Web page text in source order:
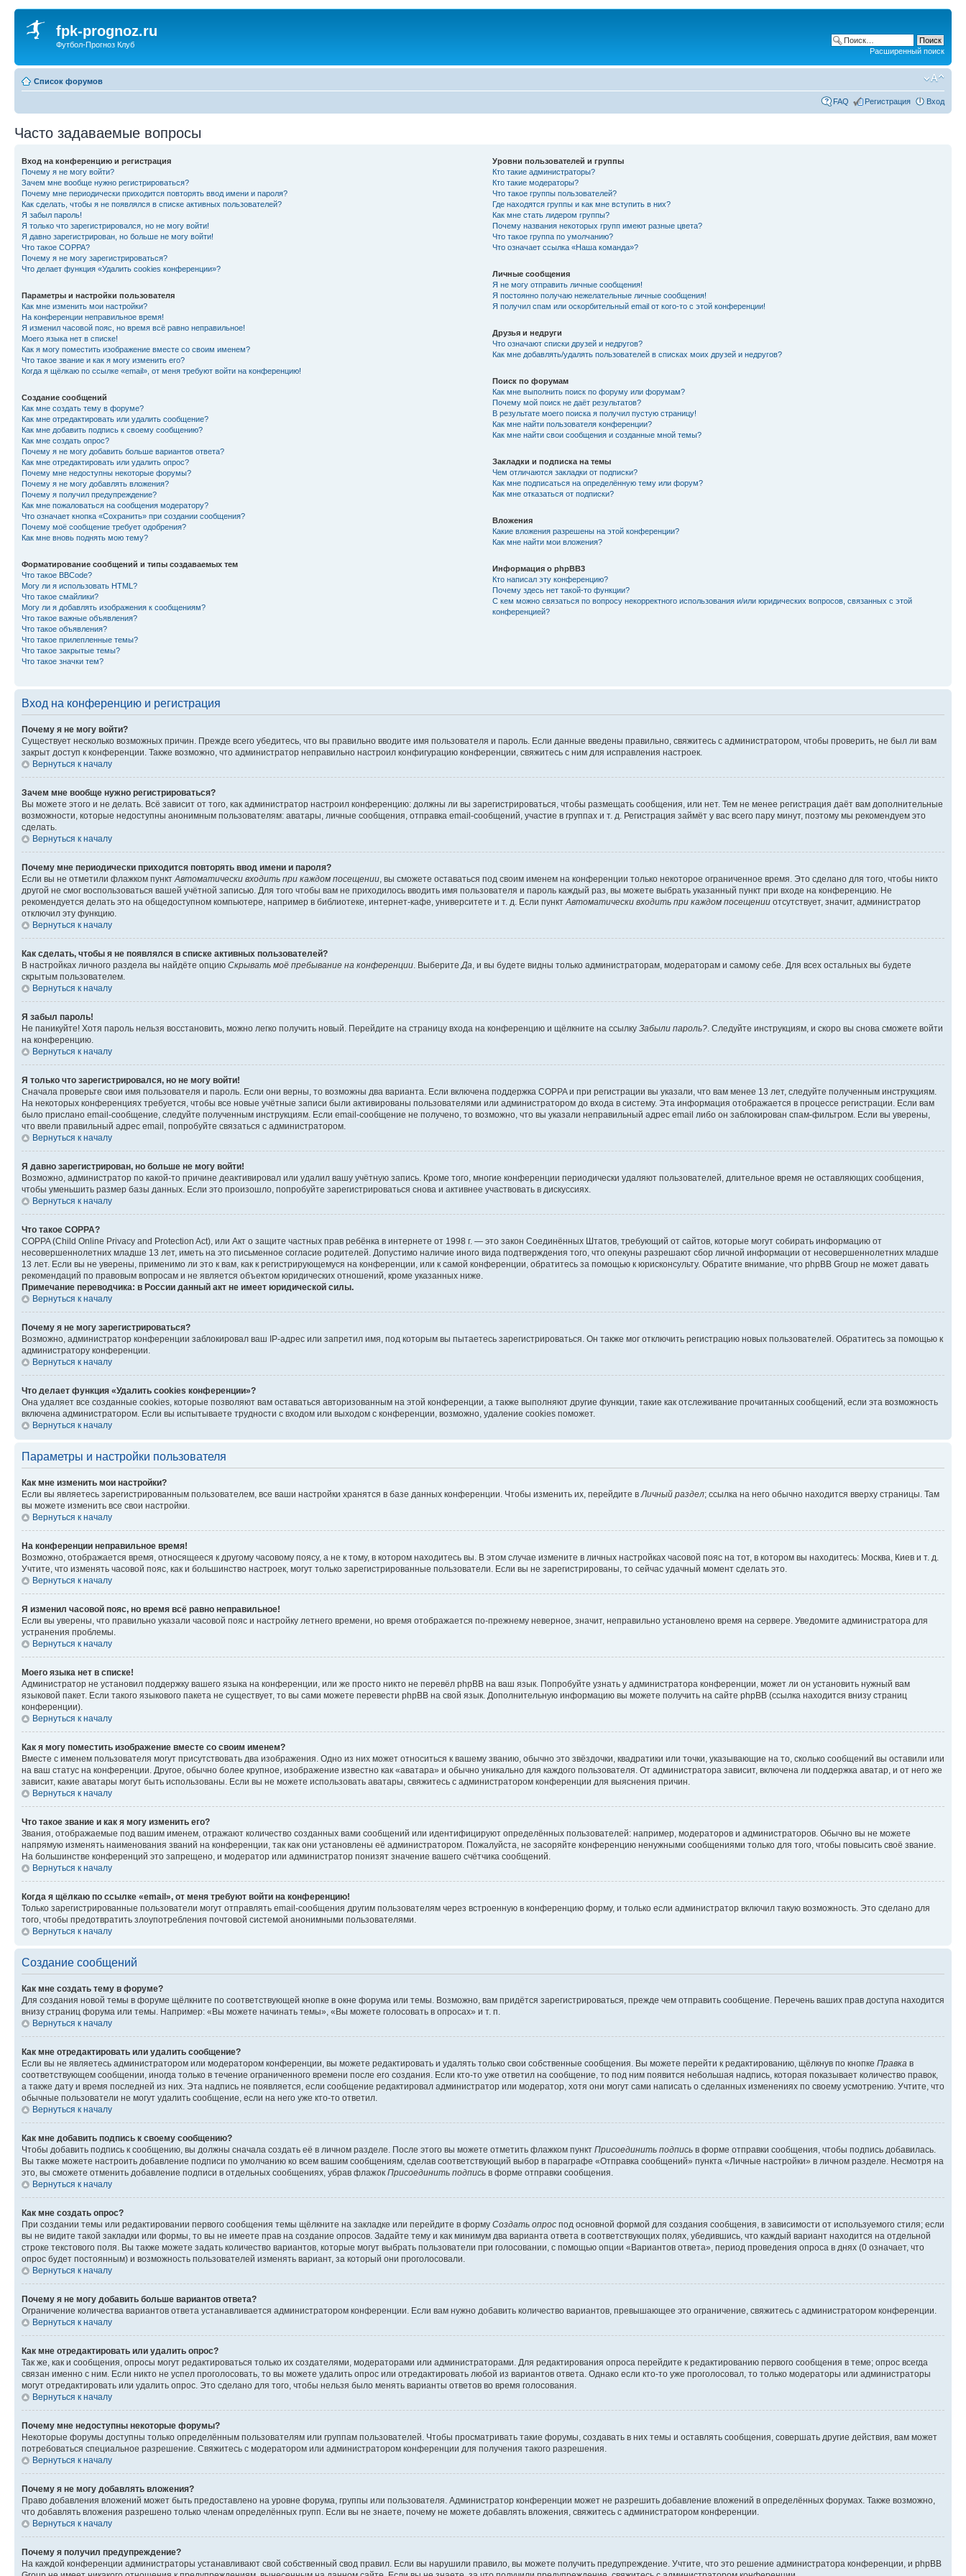
fpk-prognoz.ru
Футбол-Прогноз Клуб
Расширенный поиск
Список форумов
FAQ Регистрация Вход
Часто задаваемые вопросы
Вход на конференцию и регистрация
Почему я не могу войти?
Зачем мне вообще нужно регистрироваться?
Почему мне периодически приходится повторять ввод имени и пароля?
Как сделать, чтобы я не появлялся в списке активных пользователей?
Я забыл пароль!
Я только что зарегистрировался, но не могу войти!
Я давно зарегистрирован, но больше не могу войти!
Что такое COPPA?
Почему я не могу зарегистрироваться?
Что делает функция «Удалить cookies конференции»?
Параметры и настройки пользователя
Как мне изменить мои настройки?
На конференции неправильное время!
Я изменил часовой пояс, но время всё равно неправильное!
Моего языка нет в списке!
Как я могу поместить изображение вместе со своим именем?
Что такое звание и как я могу изменить его?
Когда я щёлкаю по ссылке «email», от меня требуют войти на конференцию!
Создание сообщений
Как мне создать тему в форуме?
Как мне отредактировать или удалить сообщение?
Как мне добавить подпись к своему сообщению?
Как мне создать опрос?
Почему я не могу добавить больше вариантов ответа?
Как мне отредактировать или удалить опрос?
Почему мне недоступны некоторые форумы?
Почему я не могу добавлять вложения?
Почему я получил предупреждение?
Как мне пожаловаться на сообщения модератору?
Что означает кнопка «Сохранить» при создании сообщения?
Почему моё сообщение требует одобрения?
Как мне вновь поднять мою тему?
Форматирование сообщений и типы создаваемых тем
Что такое BBCode?
Могу ли я использовать HTML?
Что такое смайлики?
Могу ли я добавлять изображения к сообщениям?
Что такое важные объявления?
Что такое объявления?
Что такое прилепленные темы?
Что такое закрытые темы?
Что такое значки тем?
Уровни пользователей и группы
Кто такие администраторы?
Кто такие модераторы?
Что такое группы пользователей?
Где находятся группы и как мне вступить в них?
Как мне стать лидером группы?
Почему названия некоторых групп имеют разные цвета?
Что такое группа по умолчанию?
Что означает ссылка «Наша команда»?
Личные сообщения
Я не могу отправить личные сообщения!
Я постоянно получаю нежелательные личные сообщения!
Я получил спам или оскорбительный email от кого-то с этой конференции!
Друзья и недруги
Что означают списки друзей и недругов?
Как мне добавлять/удалять пользователей в списках моих друзей и недругов?
Поиск по форумам
Как мне выполнить поиск по форуму или форумам?
Почему мой поиск не даёт результатов?
В результате моего поиска я получил пустую страницу!
Как мне найти пользователя конференции?
Как мне найти свои сообщения и созданные мной темы?
Закладки и подписка на темы
Чем отличаются закладки от подписки?
Как мне подписаться на определённую тему или форум?
Как мне отказаться от подписки?
Вложения
Какие вложения разрешены на этой конференции?
Как мне найти мои вложения?
Информация о phpBB3
Кто написал эту конференцию?
Почему здесь нет такой-то функции?
С кем можно связаться по вопросу некорректного использования и/или юридических вопросов, связанных с этой
конференцией?
Вход на конференцию и регистрация
Почему я не могу войти?
Существует несколько возможных причин. Прежде всего убедитесь, что вы правильно вводите имя пользователя и пароль. Если данные введены правильно, свяжитесь с администратором, чтобы проверить, не был ли вам
закрыт доступ к конференции. Также возможно, что администратор неправильно настроил конфигурацию конференции, свяжитесь с ним для исправления настроек.
Вернуться к началу
Зачем мне вообще нужно регистрироваться?
Вы можете этого и не делать. Всё зависит от того, как администратор настроил конференцию: должны ли вы зарегистрироваться, чтобы размещать сообщения, или нет. Тем не менее регистрация даёт вам дополнительные
возможности, которые недоступны анонимным пользователям: аватары, личные сообщения, отправка email-сообщений, участие в группах и т. д. Регистрация займёт у вас всего пару минут, поэтому мы рекомендуем это
сделать.
Вернуться к началу
Почему мне периодически приходится повторять ввод имени и пароля?
Если вы не отметили флажком пункт Автоматически входить при каждом посещении , вы сможете оставаться под своим именем на конференции только некоторое ограниченное время. Это сделано для того, чтобы никто
другой не смог воспользоваться вашей учётной записью. Для того чтобы вам не приходилось вводить имя пользователя и пароль каждый раз, вы можете выбрать указанный пункт при входе на конференцию. Не
рекомендуется делать это на общедоступном компьютере, например в библиотеке, интернет-кафе, университете и т. д. Если пункт Автоматически входить при каждом посещении отсутствует, значит, администратор
отключил эту функцию.
Вернуться к началу
Как сделать, чтобы я не появлялся в списке активных пользователей?
В настройках личного раздела вы найдёте опцию Скрывать моё пребывание на конференции . Выберите Да , и вы будете видны только администраторам, модераторам и самому себе. Для всех остальных вы будете
скрытым пользователем.
Вернуться к началу
Я забыл пароль!
Не паникуйте! Хотя пароль нельзя восстановить, можно легко получить новый. Перейдите на страницу входа на конференцию и щёлкните на ссылку Забыли пароль? . Следуйте инструкциям, и скоро вы снова сможете войти
на конференцию.
Вернуться к началу
Я только что зарегистрировался, но не могу войти!
Сначала проверьте свои имя пользователя и пароль. Если они верны, то возможны два варианта. Если включена поддержка COPPA и при регистрации вы указали, что вам менее 13 лет, следуйте полученным инструкциям.
На некоторых конференциях требуется, чтобы все новые учётные записи были активированы пользователями или администратором до входа в систему. Эта информация отображается в процессе регистрации. Если вам
было прислано email-сообщение, следуйте полученным инструкциям. Если email-сообщение не получено, то возможно, что вы указали неправильный адрес email либо он заблокирован спам-фильтром. Если вы уверены,
что ввели правильный адрес email, попробуйте связаться с администратором.
Вернуться к началу
Я давно зарегистрирован, но больше не могу войти!
Возможно, администратор по какой-то причине деактивировал или удалил вашу учётную запись. Кроме того, многие конференции периодически удаляют пользователей, длительное время не оставляющих сообщения,
чтобы уменьшить размер базы данных. Если это произошло, попробуйте зарегистрироваться снова и активнее участвовать в дискуссиях.
Вернуться к началу
Что такое COPPA?
COPPA (Child Online Privacy and Protection Act), или Акт о защите частных прав ребёнка в интернете от 1998 г. — это закон Соединённых Штатов, требующий от сайтов, которые могут собирать информацию от
несовершеннолетних младше 13 лет, иметь на это письменное согласие родителей. Допустимо наличие иного вида подтверждения того, что опекуны разрешают сбор личной информации от несовершеннолетних младше
13 лет. Если вы не уверены, применимо ли это к вам, как к регистрирующемуся на конференции, или к самой конференции, обратитесь за помощью к юрисконсульту. Обратите внимание, что phpBB Group не может давать
рекомендаций по правовым вопросам и не является объектом юридических отношений, кроме указанных ниже.
Примечание переводчика: в России данный акт не имеет юридической силы.
Вернуться к началу
Почему я не могу зарегистрироваться?
Возможно, администратор конференции заблокировал ваш IP-адрес или запретил имя, под которым вы пытаетесь зарегистрироваться. Он также мог отключить регистрацию новых пользователей. Обратитесь за помощью к
администратору конференции.
Вернуться к началу
Что делает функция «Удалить cookies конференции»?
Она удаляет все созданные cookies, которые позволяют вам оставаться авторизованным на этой конференции, а также выполняют другие функции, такие как отслеживание прочитанных сообщений, если эта возможность
включена администратором. Если вы испытываете трудности с входом или выходом с конференции, возможно, удаление cookies поможет.
Вернуться к началу
Параметры и настройки пользователя
Как мне изменить мои настройки?
Если вы являетесь зарегистрированным пользователем, все ваши настройки хранятся в базе данных конференции. Чтобы изменить их, перейдите в Личный раздел; ссылка на него обычно находится вверху страницы. Там
вы можете изменить все свои настройки.
Вернуться к началу
На конференции неправильное время!
Возможно, отображается время, относящееся к другому часовому поясу, а не к тому, в котором находитесь вы. В этом случае измените в личных настройках часовой пояс на тот, в котором вы находитесь: Москва, Киев и т. д.
Учтите, что изменять часовой пояс, как и большинство настроек, могут только зарегистрированные пользователи. Если вы не зарегистрированы, то сейчас удачный момент сделать это.
Вернуться к началу
Я изменил часовой пояс, но время всё равно неправильное!
Если вы уверены, что правильно указали часовой пояс и настройку летнего времени, но время отображается по-прежнему неверное, значит, неправильно установлено время на сервере. Уведомите администратора для
устранения проблемы.
Вернуться к началу
Моего языка нет в списке!
Администратор не установил поддержку вашего языка на конференции, или же просто никто не перевёл phpBB на ваш язык. Попробуйте узнать у администратора конференции, может ли он установить нужный вам
языковой пакет. Если такого языкового пакета не существует, то вы сами можете перевести phpBB на свой язык. Дополнительную информацию вы можете получить на сайте phpBB (ссылка находится внизу страниц
конференции).
Вернуться к началу
Как я могу поместить изображение вместе со своим именем?
Вместе с именем пользователя могут присутствовать два изображения. Одно из них может относиться к вашему званию, обычно это звёздочки, квадратики или точки, указывающие на то, сколько сообщений вы оставили или
на ваш статус на конференции. Другое, обычно более крупное, изображение известно как «аватара» и обычно уникально для каждого пользователя. От администратора зависит, включена ли поддержка аватар, и от него же
зависит, какие аватары могут быть использованы. Если вы не можете использовать аватары, свяжитесь с администратором конференции для выяснения причин.
Вернуться к началу
Что такое звание и как я могу изменить его?
Звания, отображаемые под вашим именем, отражают количество созданных вами сообщений или идентифицируют определённых пользователей: например, модераторов и администраторов. Обычно вы не можете
напрямую изменять наименования званий на конференции, так как они установлены её администратором. Пожалуйста, не засоряйте конференцию ненужными сообщениями только для того, чтобы повысить своё звание.
На большинстве конференций это запрещено, и модератор или администратор понизят значение вашего счётчика сообщений.
Вернуться к началу
Когда я щёлкаю по ссылке «email», от меня требуют войти на конференцию!
Только зарегистрированные пользователи могут отправлять email-сообщения другим пользователям через встроенную в конференцию форму, и только если администратор включил такую возможность. Это сделано для
того, чтобы предотвратить злоупотребления почтовой системой анонимными пользователями.
Вернуться к началу
Создание сообщений
Как мне создать тему в форуме?
Для создания новой темы в форуме щёлкните по соответствующей кнопке в окне форума или темы. Возможно, вам придётся зарегистрироваться, прежде чем отправить сообщение. Перечень ваших прав доступа находится
внизу страниц форума или темы. Например: «Вы можете начинать темы», «Вы можете голосовать в опросах» и т. п.
Вернуться к началу
Как мне отредактировать или удалить сообщение?
Если вы не являетесь администратором или модератором конференции, вы можете редактировать и удалять только свои собственные сообщения. Вы можете перейти к редактированию, щёлкнув по кнопке Правка в
соответствующем сообщении, иногда только в течение ограниченного времени после его создания. Если кто-то уже ответил на сообщение, то под ним появится небольшая надпись, которая показывает количество правок,
а также дату и время последней из них. Эта надпись не появляется, если сообщение редактировал администратор или модератор, хотя они могут сами написать о сделанных изменениях по своему усмотрению. Учтите, что
обычные пользователи не могут удалить сообщение, если на него уже кто-то ответил.
Вернуться к началу
Как мне добавить подпись к своему сообщению?
Чтобы добавить подпись к сообщению, вы должны сначала создать её в личном разделе. После этого вы можете отметить флажком пункт Присоединить подпись в форме отправки сообщения, чтобы подпись добавилась.
Вы также можете настроить добавление подписи по умолчанию ко всем вашим сообщениям, сделав соответствующий выбор в параграфе «Отправка сообщений» пункта «Личные настройки» в личном разделе. Несмотря на
это, вы сможете отменить добавление подписи в отдельных сообщениях, убрав флажок Присоединить подпись в форме отправки сообщения.
Вернуться к началу
Как мне создать опрос?
При создании темы или редактировании первого сообщения темы щёлкните на закладке или перейдите в форму Создать опрос под основной формой для создания сообщения, в зависимости от используемого стиля; если
вы не видите такой закладки или формы, то вы не имеете прав на создание опросов. Задайте тему и как минимум два варианта ответа в соответствующих полях, убедившись, что каждый вариант находится на отдельной
строке текстового поля. Вы также можете задать количество вариантов, которые могут выбрать пользователи при голосовании, с помощью опции «Вариантов ответа», период проведения опроса в днях (0 означает, что
опрос будет постоянным) и возможность пользователей изменять вариант, за который они проголосовали.
Вернуться к началу
Почему я не могу добавить больше вариантов ответа?
Ограничение количества вариантов ответа устанавливается администратором конференции. Если вам нужно добавить количество вариантов, превышающее это ограничение, свяжитесь с администратором конференции.
Вернуться к началу
Как мне отредактировать или удалить опрос?
Так же, как и сообщения, опросы могут редактироваться только их создателями, модераторами или администраторами. Для редактирования опроса перейдите к редактированию первого сообщения в теме; опрос всегда
связан именно с ним. Если никто не успел проголосовать, то вы можете удалить опрос или отредактировать любой из вариантов ответа. Однако если кто-то уже проголосовал, то только модераторы или администраторы
могут отредактировать или удалить опрос. Это сделано для того, чтобы нельзя было менять варианты ответов во время голосования.
Вернуться к началу
Почему мне недоступны некоторые форумы?
Некоторые форумы доступны только определённым пользователям или группам пользователей. Чтобы просматривать такие форумы, создавать в них темы и оставлять сообщения, совершать другие действия, вам может
потребоваться специальное разрешение. Свяжитесь с модератором или администратором конференции для получения такого разрешения.
Вернуться к началу
Почему я не могу добавлять вложения?
Право добавления вложений может быть предоставлено на уровне форума, группы или пользователя. Администратор конференции может не разрешить добавление вложений в определённых форумах. Также возможно,
что добавлять вложения разрешено только членам определённых групп. Если вы не знаете, почему не можете добавлять вложения, свяжитесь с администратором конференции.
Вернуться к началу
Почему я получил предупреждение?
На каждой конференции администраторы устанавливают свой собственный свод правил. Если вы нарушили правило, вы можете получить предупреждение. Учтите, что это решение администратора конференции, и phpBB